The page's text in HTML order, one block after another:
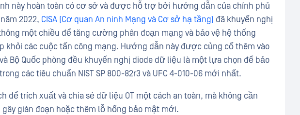
này hoàn toàn có cơ sở và được hỗ trợ bởi hướng dẫn của chính phủ
2022, CISA (Cơ quan An ninh Mạng và Cơ sở hạ tầng) đã khuyến nghị
một chiều để tăng cường phân đoạn mạng và bảo vệ hệ thống
khỏi các cuộc tấn công mạng. Hướng dẫn này được củng cố thêm vào
Bộ Quốc phòng đều khuyến nghị diode dữ liệu là một lựa chọn để bảo
các tiêu chuẩn NIST SP 800-82r3 và UFC 4-010-06 mới nhất.
để trích xuất và chia sẻ dữ liệu OT một cách an toàn, mà không cần
gián đoạn hoặc thêm lỗ hổng bảo mật mới.